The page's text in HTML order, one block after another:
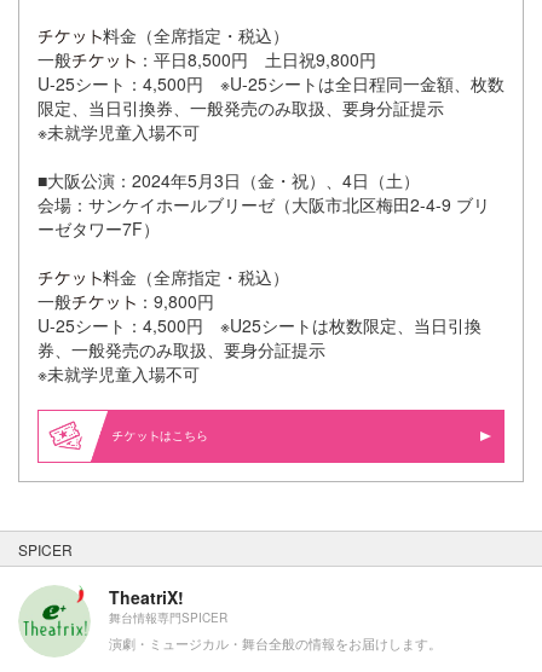
料金（全席指定・税込）
一般
：平日8,500円 土日祝9,800円
U-25シート：4,500円 ※U-25シートは全日程同一金額、枚数
限定、当日引換券、一般発売のみ取扱、要身分証提示
※未就学児童入場不可
■大阪公演：2024年5月3日（金・祝）、4日（土）
会場：サンケイホールブリーゼ（大阪市北区梅田2-4-9 ブリ
ーゼタワー7F）
料金（全席指定・税込）
一般
：9,800円
U-25シート：4,500円 ※U25シートは枚数限定、当日引換
券、一般発売のみ取扱、要身分証提示
※未就学児童入場不可
はこちら
SPICER
TheatriX!
舞台情報専門SPICER
演劇・ミュージカル・舞台全般の情報をお届けします。